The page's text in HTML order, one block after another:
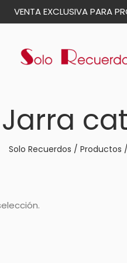
VENTA EXCLUSIVA PARA
Jarra
Solo Recuerdos / Productos /